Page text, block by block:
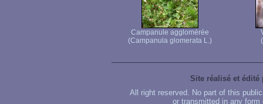
Campanule agglomérée
(Campanula glomerata L.)
Site réalisé et édité
All right reserved. No part of this
or transmitted in any